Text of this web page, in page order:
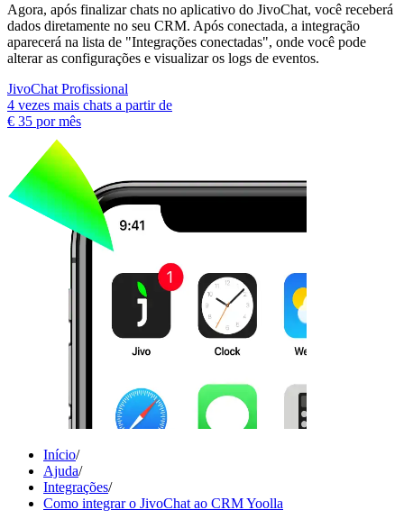
Agora, após finalizar chats no aplicativo do JivoChat, você receberá
dados diretamente no seu CRM. Após conectada, a integração
aparecerá na lista de "Integrações conectadas", onde você pode
alterar as configurações e visualizar os logs de eventos.
JivoChat Profissional
4 vezes mais chats a partir de
€ 35 por mês
Início/
Ajuda/
Integrações/
Como integrar o JivoChat ao CRM Yoolla